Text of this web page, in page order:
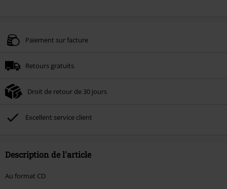
Paiement sur facture
Retours gratuits
Droit de retour de 30 jours
Excellent service client
Description de l'article
Au format CD